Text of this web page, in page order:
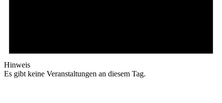
Hinweis
Es gibt keine Veranstaltungen an diesem Tag.